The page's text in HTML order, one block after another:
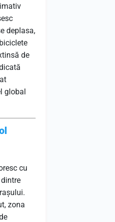
deplasa,
de
global
cu
zona